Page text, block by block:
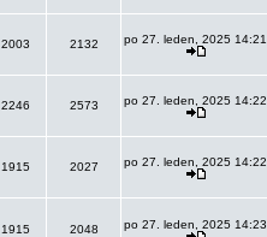
2003 2132 po 27. leden, 2025 14:21
2246 2573 po 27. leden, 2025 14:22
1915 2027 po 27. leden, 2025 14:22
1915 2048 po 27. leden, 2025 14:23